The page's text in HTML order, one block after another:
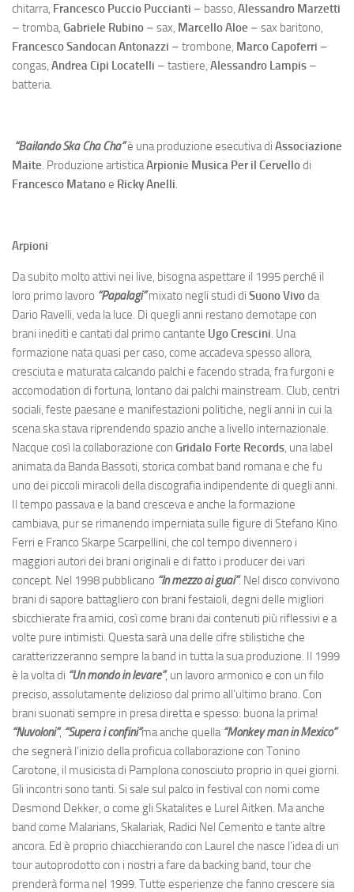
chitarra, Francesco Puccio Puccianti – basso, Alessandro Marzetti
– tromba, Gabriele Rubino – sax, Marcello Aloe – sax baritono,
Francesco Sandocan Antonazzi – trombone, Marco Capoferri –
congas, Andrea Cipi Locatelli – tastiere, Alessandro Lampis –
batteria.
“Bailando Ska Cha Cha”è una produzione esecutiva di Associazione
Maite. Produzione artisticaArpionie Musica Per il Cervellodi
Francesco Matanoe Ricky Anelli.
Arpioni
Da subito molto attivi nei live, bisogna aspettare il 1995 perché il
loro primo lavoro “Papalagi”mixato negli studi di Suono Vivoda
Dario Ravelli, veda la luce. Di quegli anni restano demotape con
brani inediti e cantati dal primo cantante Ugo Crescini. Una
formazione nata quasi per caso, come accadeva spesso allora,
cresciuta e maturata calcando palchi e facendo strada, fra furgoni e
accomodation di fortuna, lontano dai palchi mainstream. Club, centri
sociali, feste paesane e manifestazioni politiche, negli anni in cui la
scena ska stava riprendendo spazio anche a livello internazionale.
Nacque così la collaborazione con Gridalo Forte Records, una label
animata da Banda Bassoti, storica combat band romana e che fu
uno dei piccoli miracoli della discografia indipendente di quegli anni.
Il tempo passava e la band cresceva e anche la formazione
cambiava, pur se rimanendo imperniata sulle figure di Stefano Kino
Ferri e Franco Skarpe Scarpellini, che col tempo divennero i
maggiori autori dei brani originali e di fatto i producer dei vari
concept. Nel 1998 pubblicano “In mezzo ai guai”. Nel disco convivono
brani di sapore battagliero con brani festaioli, degni delle migliori
sbicchierate fra amici, così come brani dai contenuti più riflessivi e a
volte pure intimisti. Questa sarà una delle cifre stilistiche che
caratterizzeranno sempre la band in tutta la sua produzione. Il 1999
è la volta di “Un mondo in levare”, un lavoro armonico e con un filo
preciso, assolutamente delizioso dal primo all’ultimo brano. Con
brani suonati sempre in presa diretta e spesso: buona la prima!
“Nuvoloni”, “Supera i confini”ma anche quella “Monkey man in Mexico”
che segnerà l’inizio della proficua collaborazione con Tonino
Carotone, il musicista di Pamplona conosciuto proprio in quei giorni.
Gli incontri sono tanti. Si sale sul palco in festival con nomi come
Desmond Dekker, o come gli Skatalites e Lurel Aitken. Ma anche
band come Malarians, Skalariak, Radici Nel Cemento e tante altre
ancora. Ed è proprio chiacchierando con Laurel che nasce l’idea di un
tour autoprodotto con i nostri a fare da backing band, tour che
prenderà forma nel 1999. Tutte esperienze che fanno crescere sia